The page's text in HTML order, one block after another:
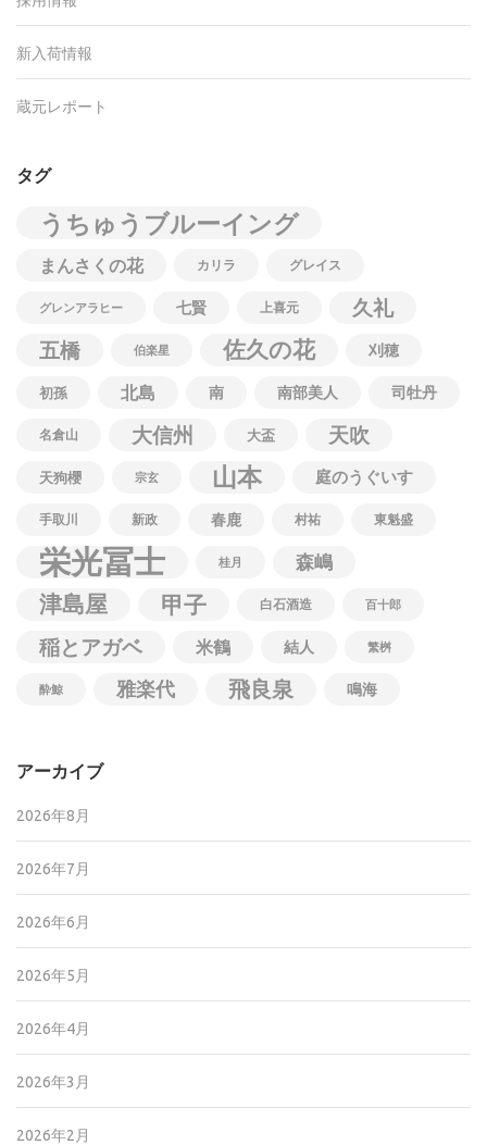
新入荷情報
蔵元レポート
タグ
うちゅうブルーイング
まんさくの花 カリラ グレイス
グレンアラヒー 七賢 上喜元
久礼
五橋
伯楽星 佐久の花 刈穂
初孫 北島 南 南部美人 司牡丹
名倉山 大信州 大盃 天吹
天狗櫻 宗玄 山本 庭のうぐいす
手取川 新政 春鹿 村祐 東魁盛
栄光冨士 桂月 森嶋
津島屋 甲子 白石酒造 百十郎
稲とアガベ 米鶴 結人 繁桝
酔鯨 雅楽代 飛良泉 鳴海
アーカイブ
2026年8月
2026年7月
2026年6月
2026年5月
2026年4月
2026年3月
2026年2月